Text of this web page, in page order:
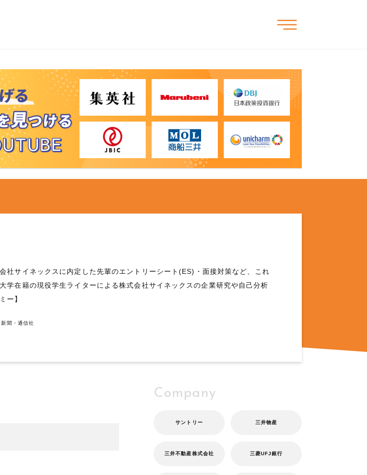
社サイネックスに内定した先輩のエントリーシート(ES)・面接対策など、これ
学在籍の現役学生ライターによる株式会社サイネックスの企業研究や自己分析
ー】
新聞・通信社
Company
サントリー 三井物産
三井不動産株式会社 三菱UFJ銀行